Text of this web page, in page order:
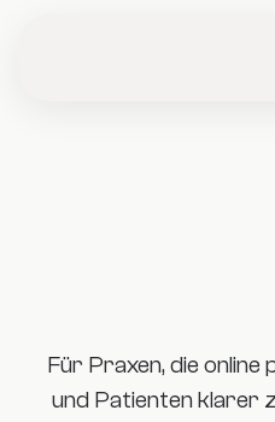
Für Praxen, die
und Patienten klarer